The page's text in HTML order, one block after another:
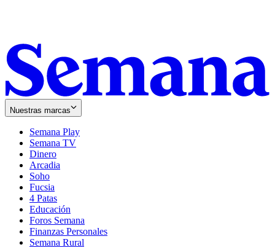
Nuestras marcas
Semana Play
Semana TV
Dinero
Arcadia
Soho
in
new
window
Fucsia
in
new
window
4 Patas
Educación
Foros Semana
Finanzas Personales
Semana Rural